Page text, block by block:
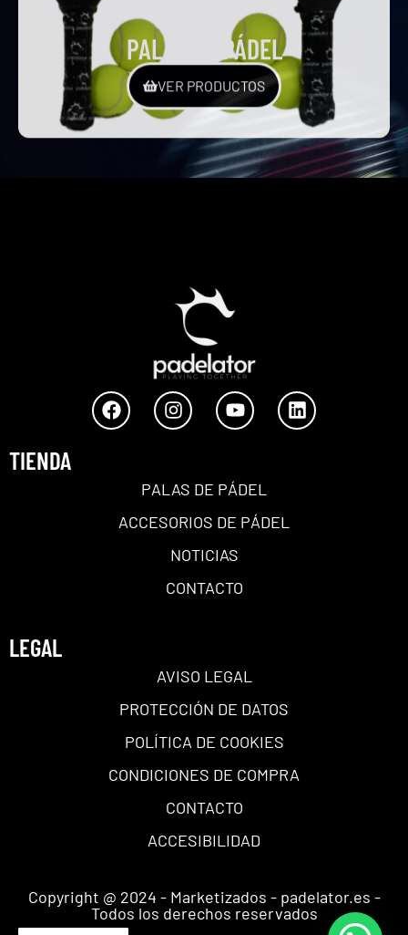
VER PRODUCTOS
TIENDA
PALAS DE PÁDEL
ACCESORIOS DE PÁDEL
NOTICIAS
CONTACTO
LEGAL
AVISO LEGAL
PROTECCIÓN DE DATOS
POLÍTICA DE COOKIES
CONDICIONES DE COMPRA
CONTACTO
ACCESIBILIDAD
Copyright @ 2024 - Marketizados - padelator.es -
Todos los derechos reservados